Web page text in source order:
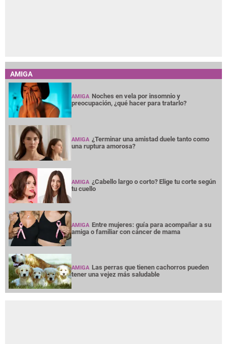
AMIGA
AMIGA Noches en vela por insomnio y
preocupación, ¿qué hacer para tratarlo?
AMIGA ¿Terminar una amistad duele tanto como
una ruptura amorosa?
AMIGA ¿Cabello largo o corto? Elige tu corte según
tu cuello
AMIGA Entre mujeres: guía para acompañar a su
amiga o familiar con cáncer de mama
AMIGA Las perras que tienen cachorros pueden
tener una vejez más saludable